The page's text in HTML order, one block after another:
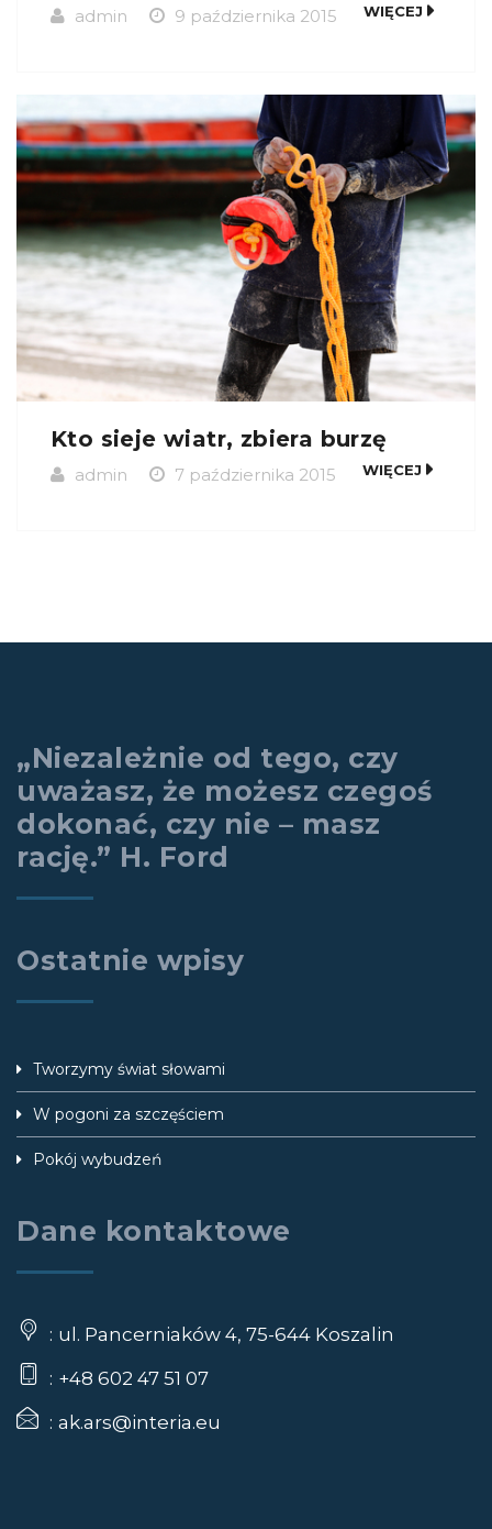
admin 9 października 2015 WIĘCEJ
Kto sieje wiatr, zbiera burzę
admin 7 października 2015 WIĘCEJ
„Niezależnie od tego, czy
uważasz, że możesz czegoś
dokonać, czy nie – masz
rację.” H. Ford
Ostatnie wpisy
Tworzymy świat słowami
W pogoni za szczęściem
Pokój wybudzeń
Dane kontaktowe
ul. Pancerniaków 4, 75-644 Koszalin
+48 602 47 51 07
ak.ars@interia.eu